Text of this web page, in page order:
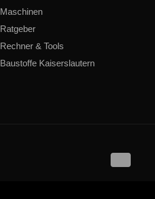
Maschinen
Ratgeber
Rechner & Tools
Baustoffe Kaiserslautern